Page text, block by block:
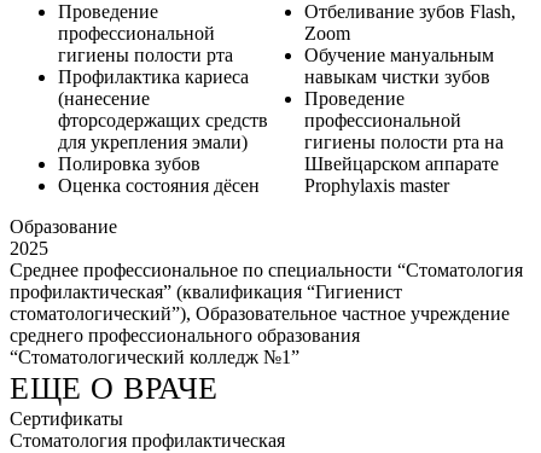
Проведение
профессиональной
гигиены полости рта
Профилактика кариеса
(нанесение
фторсодержащих средств
для укрепления эмали)
Полировка зубов
Оценка состояния дёсен
Отбеливание зубов Flash,
Zoom
Обучение мануальным
навыкам чистки зубов
Проведение
профессиональной
гигиены полости рта на
Швейцарском аппарате
Prophylaxis master
Образование
2025
Среднее профессиональное по специальности “Стоматология
профилактическая” (квалификация “Гигиенист
стоматологический”), Образовательное частное учреждение
среднего профессионального образования
“Стоматологический колледж №1”
ЕЩЕ О ВРАЧЕ
Сертификаты
Стоматология профилактическая